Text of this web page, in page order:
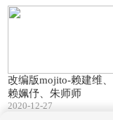
改编版mojito-赖建维、
赖姵伃、朱师师
2020-12-27